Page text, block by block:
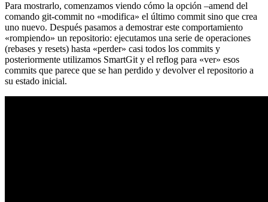
Para mostrarlo, comenzamos viendo cómo la opción –amend del
comando git-commit no «modifica» el último commit sino que crea
uno nuevo. Después pasamos a demostrar este comportamiento
«rompiendo» un repositorio: ejecutamos una serie de operaciones
(rebases y resets) hasta «perder» casi todos los commits y
posteriormente utilizamos SmartGit y el reflog para «ver» esos
commits que parece que se han perdido y devolver el repositorio a
su estado inicial.